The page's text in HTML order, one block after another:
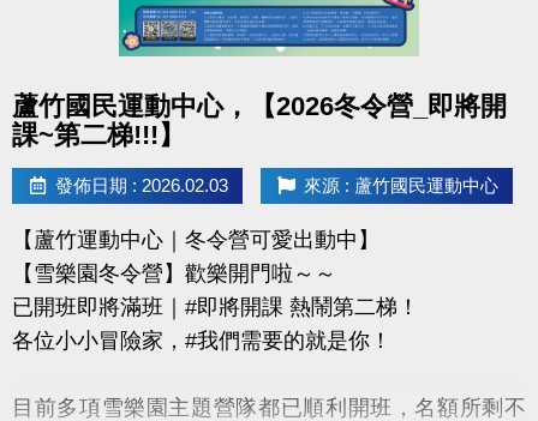
-FB : 桃園市蘆竹國民運動中心
-IG : @luzhusports
蘆竹國民運動中心，【2026冬令營_即將開
課~第二梯!!!】
發佈日期 : 2026.02.03 來源 : 蘆竹國民運動中心
【蘆竹運動中心｜冬令營可愛出動中】
【雪樂園冬令營】歡樂開門啦～～
已開班即將滿班｜#即將開課 熱鬧第二梯！
各位小小冒險家，#我們需要的就是你！
目前多項雪樂園主題營隊都已順利開班，名額所剩不